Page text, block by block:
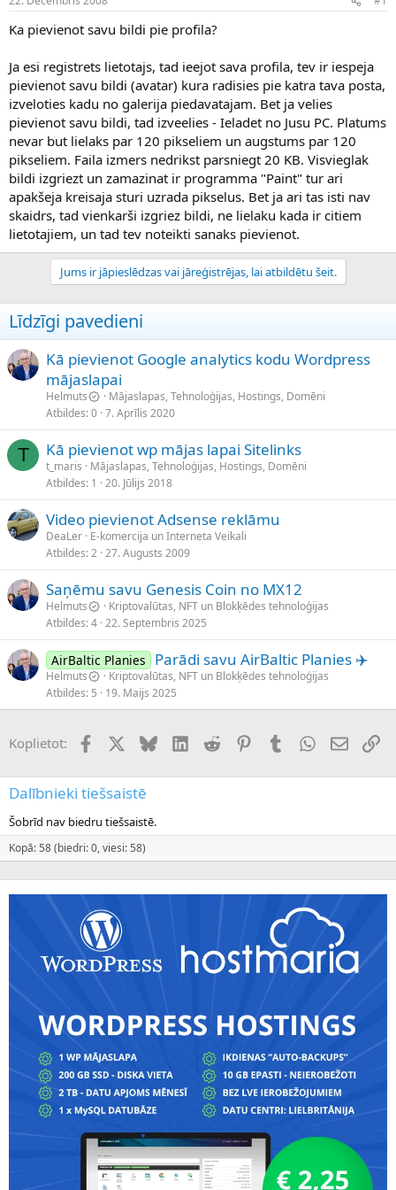
n
u
s
ā
c
ē
s
a
u
s
Ka pievienot savu bildi pie profila?
Ja esi registrets lietotajs, tad ieejot sava profila, tev ir iespeja
pievienot savu bildi (avatar) kura radisies pie katra tava posta,
izveloties kadu no galerija piedavatajam. Bet ja velies
pievienot savu bildi, tad izveelies - Ieladet no Jusu PC. Platums
nevar but lielaks par 120 pikseliem un augstums par 120
pikseliem. Faila izmers nedrikst parsniegt 20 KB. Visvieglak
bildi izgriezt un zamazinat ir programma "Paint" tur ari
apakšeja kreisaja sturi uzrada pikselus. Bet ja ari tas isti nav
skaidrs, tad vienkarši izgriez bildi, ne lielaku kada ir citiem
lietotajiem, un tad tev noteikti sanaks pievienot.
Jums ir jāpieslēdzas vai jāreģistrējas, lai atbildētu šeit.
Līdzīgi pavedieni
Kā pievienot Google analytics kodu Wordpress
mājaslapai
Helmuts
Mājaslapas, Tehnoloģijas, Hostings, Domēni
Atbildes 0 7. Aprīlis 2020
T Kā pievienot wp mājas lapai Sitelinks
t_maris
Mājaslapas, Tehnoloģijas, Hostings, Domēni
Atbildes 1 20. Jūlijs 2018
Video pievienot Adsense reklāmu
DeaLer E-komercija un Interneta Veikali
Atbildes 2 27. Augusts 2009
Saņēmu savu Genesis Coin no MX12
Helmuts
Kriptovalūtas, NFT un Blokķēdes tehnoloģijas
Atbildes 4 22. Septembris 2025
AirBaltic Planies Parādi savu AirBaltic Planies ✈️
Helmuts
Kriptovalūtas, NFT un Blokķēdes tehnoloģijas
Atbildes 5 19. Maijs 2025
Koplietot: FacebookX (Twitter)
BlueskyLinkedInReddit PinterestTumblrWhatsApp
E-pasts
Dalībnieki tiešsaistē
Šobrīd nav biedru tiešsaistē.
Kopā: 58 (biedri: 0, viesi: 58)